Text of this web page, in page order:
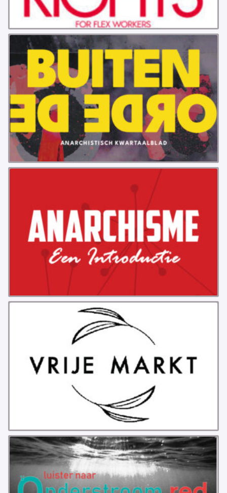
VB BELGIË
VB UTRECHT
VB FRIESLAND
VB WEST-FRIESLAND
ZWARTE MUGGEN
WERKGROEP ARBEID
WERKGROEP PROPAGANDA
ANARCHISME – EEN INTRODUCTIE
OTTO SLAVEFORCE
JUMBO DISTRIBUTIECENTRA EN OTTO WORKFORCE
PROBLEMY Z AGENCJA… PRACY TYMCZASOWEJ
OTTO
KUNST-ANARCHISTISCHE DAG BAJEENKOMST
BASTION BASTARDS
DE CRISIS VOORBIJ
FREE JOCK PALFREEMAN
BUITEN DE ORDE